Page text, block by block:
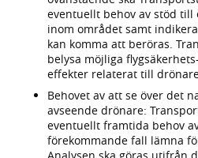
eventuellt behov av stöd
inom området samt
kan komma att beröras.
belysa möjliga
effekter relaterat till
Behovet av att se över det
avseende drönare:
eventuellt framtida behov
förekommande fall lämna
Analysen ska göras utifrån